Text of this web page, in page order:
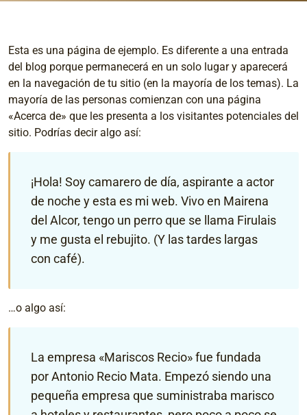
Esta es una página de ejemplo. Es diferente a una entrada
del blog porque permanecerá en un solo lugar y aparecerá
en la navegación de tu sitio (en la mayoría de los temas). La
mayoría de las personas comienzan con una página
«Acerca de» que les presenta a los visitantes potenciales del
sitio. Podrías decir algo así:
¡Hola! Soy camarero de día, aspirante a actor
de noche y esta es mi web. Vivo en Mairena
del Alcor, tengo un perro que se llama Firulais
y me gusta el rebujito. (Y las tardes largas
con café).
…o algo así:
La empresa «Mariscos Recio» fue fundada
por Antonio Recio Mata. Empezó siendo una
pequeña empresa que suministraba marisco